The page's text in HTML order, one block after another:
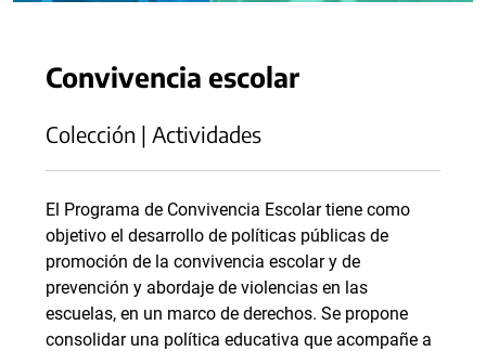
Convivencia escolar
Colección | Actividades
El Programa de Convivencia Escolar tiene como
objetivo el desarrollo de políticas públicas de
promoción de la convivencia escolar y de
prevención y abordaje de violencias en las
escuelas, en un marco de derechos. Se propone
consolidar una política educativa que acompañe a